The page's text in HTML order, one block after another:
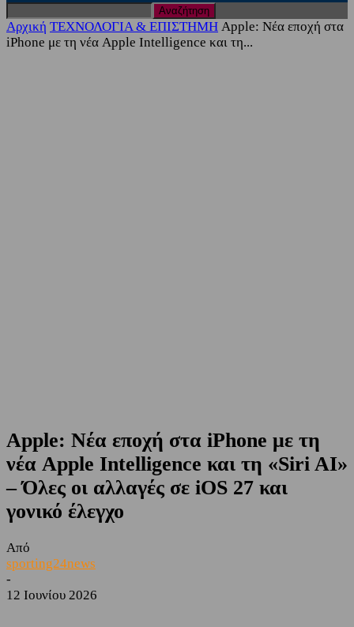
Αρχική ΤΕΧΝΟΛΟΓΙΑ & ΕΠΙΣΤΗΜΗ Apple: Νέα εποχή στα
iPhone με τη νέα Apple Intelligence και τη...
Apple: Νέα εποχή στα iPhone με τη
νέα Apple Intelligence και τη «Siri AI»
– Όλες οι αλλαγές σε iOS 27 και
γονικό έλεγχο
Από
sporting24news
-
12 Ιουνίου 2026